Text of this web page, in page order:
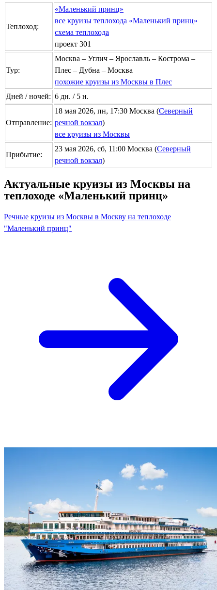
Теплоход:
«Маленький принц»
все круизы теплохода «Маленький принц»
схема теплохода
проект 301
Тур:
Москва – Углич – Ярославль – Кострома –
Плес – Дубна – Москва
похожие круизы из Москвы в Плес
Дней / ночей: 6 дн. / 5 н.
Отправление:
18 мая 2026, пн, 17:30 Москва (Северный
речной вокзал)
все круизы из Москвы
Прибытие:
23 мая 2026, сб, 11:00 Москва (Северный
речной вокзал)
Актуальные круизы из Москвы на
теплоходе «Маленький принц»
Речные круизы из Москвы в Москву на теплоходе
"Маленький принц"